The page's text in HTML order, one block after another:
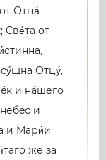
Отца́
Све́та от
Отцу́,
и нáшего
и
и Мари́и
же за